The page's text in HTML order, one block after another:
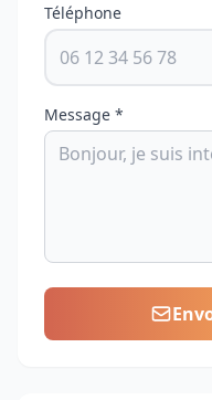
Téléphone
Message *